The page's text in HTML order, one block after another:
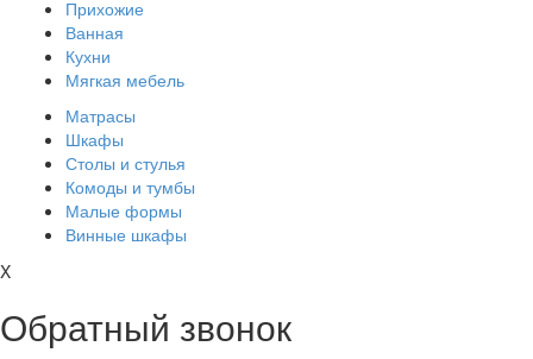
Прихожие
Ванная
Кухни
Мягкая мебель
Матрасы
Шкафы
Столы и стулья
Комоды и тумбы
Малые формы
Винные шкафы
X
Обратный звонок